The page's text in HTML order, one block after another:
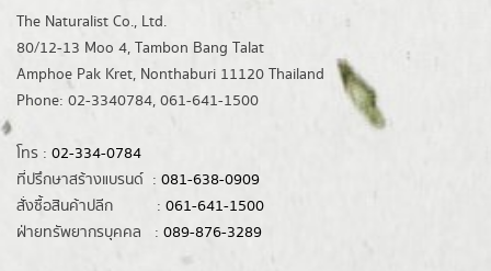
The Naturalist Co., Ltd.
80/12-13 Moo 4, Tambon Bang Talat
Amphoe Pak Kret, Nonthaburi 11120 Thailand
Phone: 02-3340784, 061-641-1500
โทร : 02-334-0784
ที่ปรึกษาสร้างแบรนด์ : 081-638-0909
สั่งซื้อสินค้าปลีก : 061-641-1500
ฝ่ายทรัพยากรบุคคล : 089-876-3289